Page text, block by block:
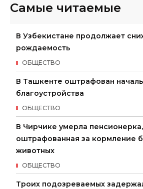
Самые читаемые
В Узбекистане продолжает
рождаемость
ОБЩЕСТВО
В Ташкенте оштрафован
благоустройства
ОБЩЕСТВО
В Чирчике умерла пенсионерка,
оштрафованная за кормление
животных
ОБЩЕСТВО
Троих подозреваемых